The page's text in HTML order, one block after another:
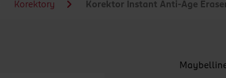
Korektory Korektor Instant Anti-Age